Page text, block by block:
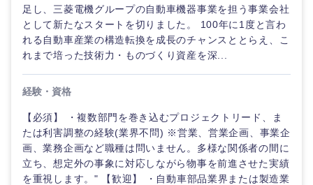
足し、三菱電機グループの自動車機器事業を担う事業会社
として新たなスタートを切りました。 100年に1度と言わ
れる自動車産業の構造転換を成長のチャンスととらえ、こ
れまで培った技術力・ものづくり資産を深...
経験・資格
【必須】 ・複数部門を巻き込むプロジェクトリード、ま
たは利害調整の経験(業界不問) ※営業、営業企画、事業企
画、業務企画など職種は問いません。多様な関係者の間に
立ち、想定外の事象に対応しながら物事を前進させた実績
を重視します。" 【歓迎】 ・自動車部品業界または製造業